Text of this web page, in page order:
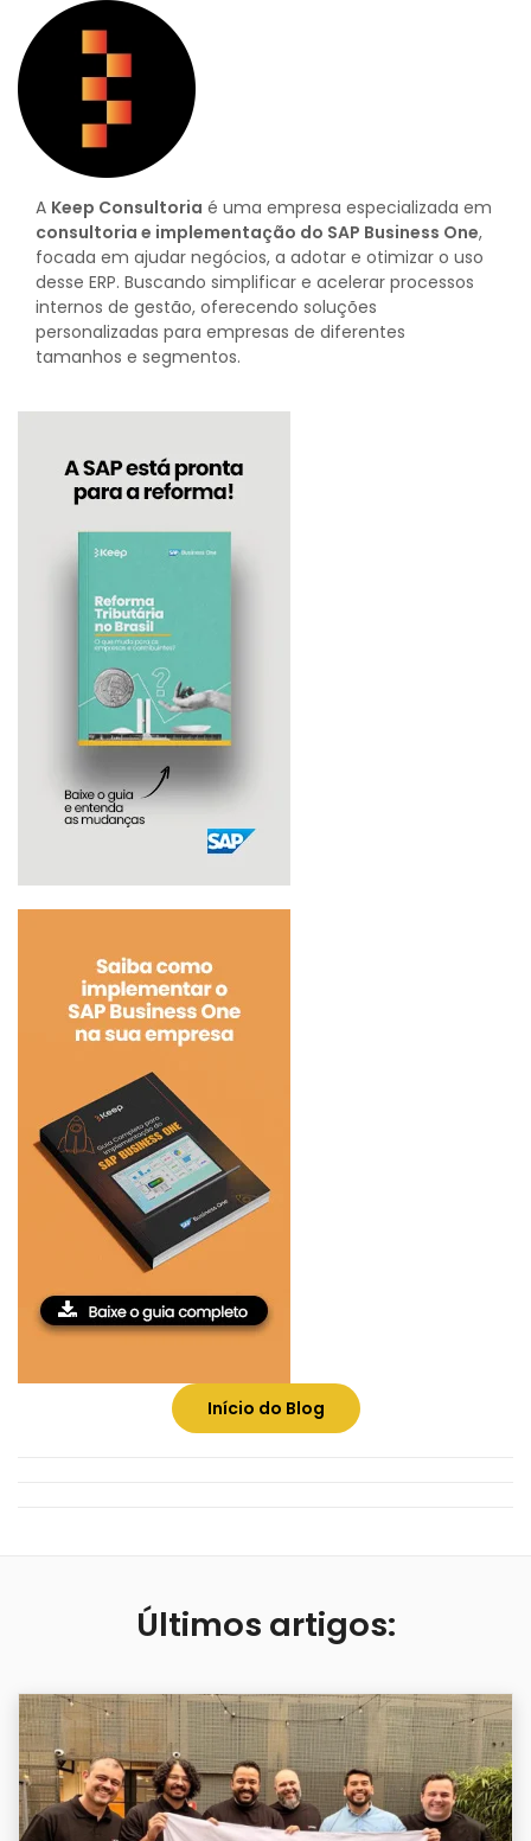
Início do Blog
A Keep Consultoria é uma empresa especializada em
consultoria e implementação do SAP Business One,
focada em ajudar negócios, a adotar e otimizar o uso
desse ERP. Buscando simplificar e acelerar processos
internos de gestão, oferecendo soluções
personalizadas para empresas de diferentes
tamanhos e segmentos.
Últimos artigos: